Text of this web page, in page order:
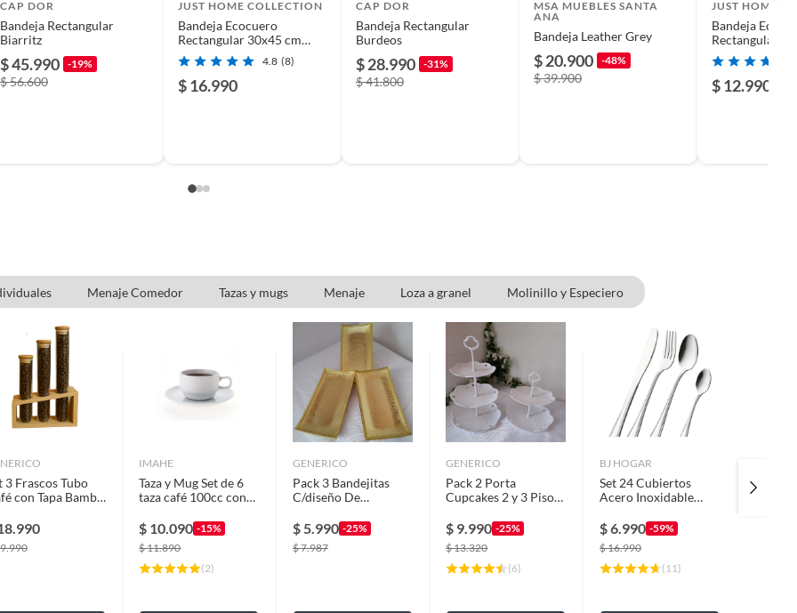
clásico tiene unas dimensiones ideales para un uso
un toque de sofisticación a cualquier ambiente. Es
usar diariamente en tu hogar. Su procedencia chilena
en esa condición a un precio reducido.
entre otros análogos.
CAP DOR
Bandeja Rectangular
Biarritz
$ 45.990 -19%
$ 56.600
JUST HOME COLLECTION
Bandeja Ecocuero
Rectangular 30x45 cm
Café
4.8 (8)
$ 16.990
CAP DOR
Bandeja Rectangular
Burdeos
$ 28.990 -31%
$ 41.800
MSA MUEBLES SANTA
ANA
Bandeja Leather Grey
$ 20.900 -48%
$ 39.900
JUST HOME
Bandeja
Rectangular
Multicolor
$ 12.990
Menaje Comedor Tazas y mugs Menaje Loza a granel Molinillo y Especiero
3 Frascos Tubo
con Tapa Bambú
/ Cocina
IMAHE
Taza y Mug Set de 6
taza café 100cc con
tower IMAHE
$ 10.090 -15%
$11.890
(2)
GENERICO
Pack 3 Bandejitas
C/diseño De
$ 5.990 -25%
$7.987
GENERICO
Pack 2 Porta
Cupcakes 2 y 3 Pisos
$ 9.990 -25%
$13.320
(6)
BJ HOGAR
Set 24 Cubiertos
Acero Inoxidable
Cuchara Caja
$6.990 -59%
$16.990
( 11)
Cesta